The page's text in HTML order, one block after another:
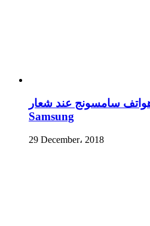
سامسونج عند شعار
Samsung
29 December، 2018